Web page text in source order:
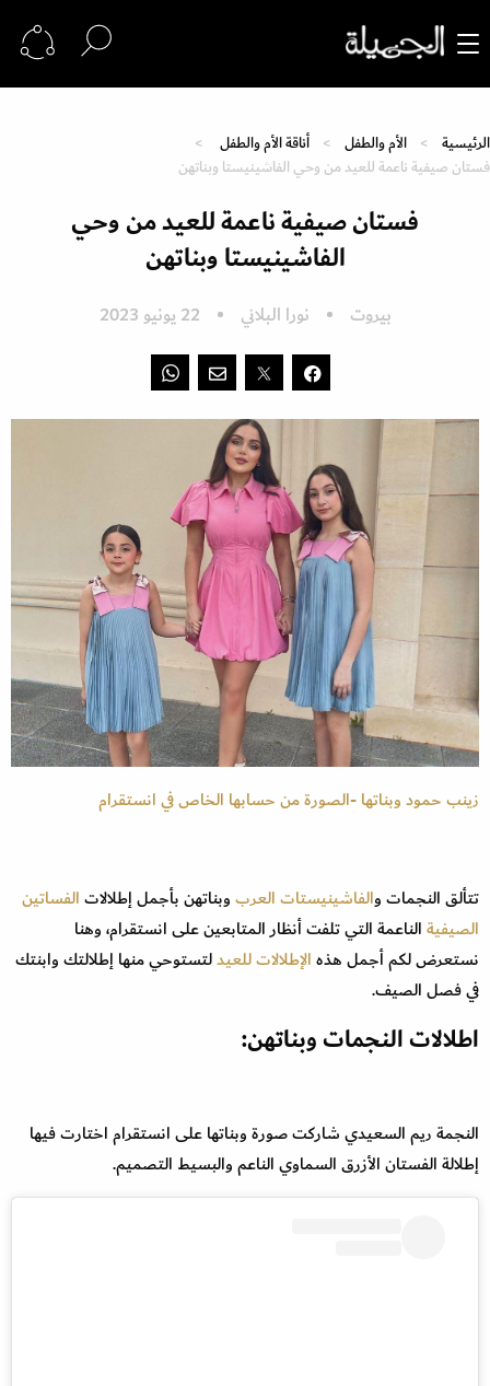
الرئيسية الأم والطفل
أناقة الأم والطفل
فستان صيفية ناعمة للعيد من وحي الفاشينيستا وبناتهن
فستان صيفية ناعمة للعيد من وحي
الفاشينيستا وبناتهن
بيروت نورا البلاني 22 يونيو 2023
زينب حمود وبناتها -الصورة من حسابها الخاص في انستقرام
تتألق النجمات والفاشينيستات العربوبناتهن بأجمل إطلالاتالفساتين
الصيفيةالناعمة التي تلفت أنظار المتابعين على انستقرام، وهنا
نستعرض لكم أجمل هذهالإطلالات للعيدلتستوحي منها إطلالتك وابنتك
في فصل الصيف.
اطلالات النجمات وبناتهن:
النجمة ريم السعيدي شاركت صورة وبناتها على انستقرام اختارت فيها
إطلالة الفستان الأزرق السماوي الناعم والبسيط التصميم.